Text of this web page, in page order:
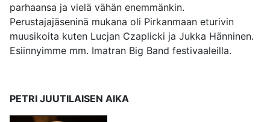
parhaansa ja vielä vähän enemmänkin.
Perustajajäseninä mukana oli Pirkanmaan eturivin
muusikoita kuten Lucjan Czaplicki ja Jukka Hänninen.
Esiinnyimme mm. Imatran Big Band festivaaleilla.
PETRI JUUTILAISEN AIKA